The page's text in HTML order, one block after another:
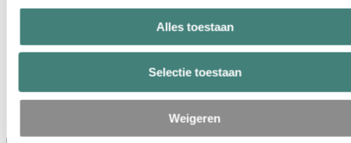
Alles toestaan
Selectie toestaan
Weigeren
Ons doel en onze kernwaarden
Onze strategie
Luxemburg
Inkoop